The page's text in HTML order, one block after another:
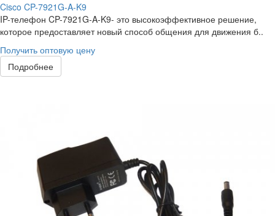
Cisco CP-7921G-A-K9
IP-телефон CP-7921G-A-K9- это высокоэффективное решение,
которое предоставляет новый способ общения для движения б..
Получить оптовую цену
Подробнее